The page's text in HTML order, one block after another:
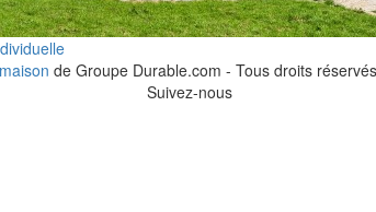
maison de Groupe Durable.com - Tous droits
Suivez-nous